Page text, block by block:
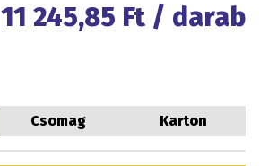
11 245,85 Ft / darab
Csomag Karton